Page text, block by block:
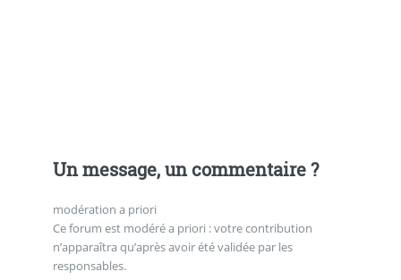
Un message, un commentaire ?
modération a priori
Ce forum est modéré a priori : votre contribution
n’apparaîtra qu’après avoir été validée par les
responsables.